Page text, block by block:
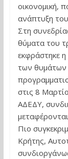
οικονομική,
ανάπτυξη
Στη
θύματα του
εκφράστηκε
των θυμάτων
στις 8
ΑΔΕΔΥ,
Πιο
Κρήτης,